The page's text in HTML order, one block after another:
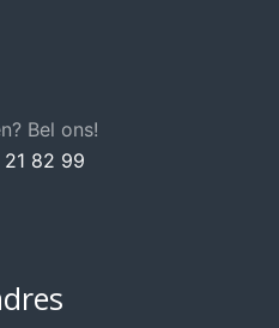
Bel ons!
82 99